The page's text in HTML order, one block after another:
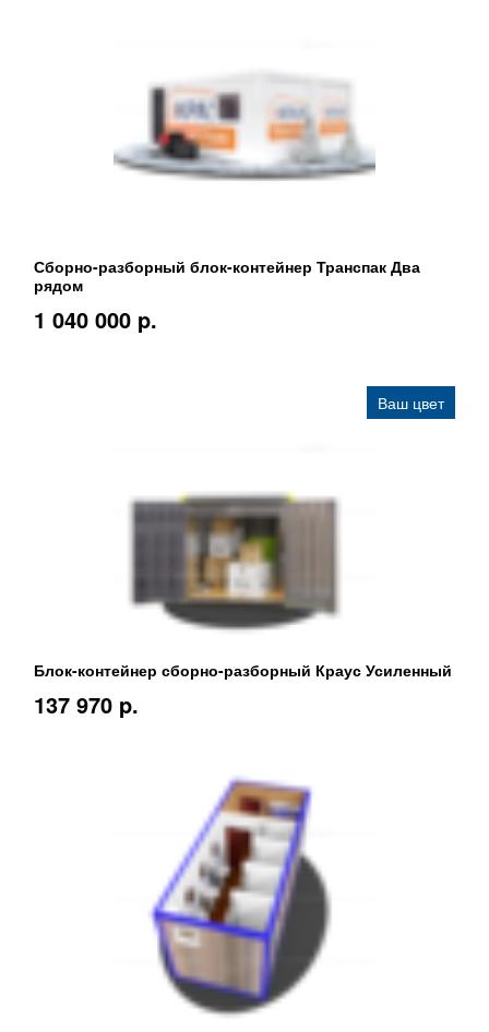
Сборно-разборный блок-контейнер Транспак Два
рядом
1 040 000 p.
Ваш цвет
Блок-контейнер сборно-разборный Краус Усиленный
137 970 p.